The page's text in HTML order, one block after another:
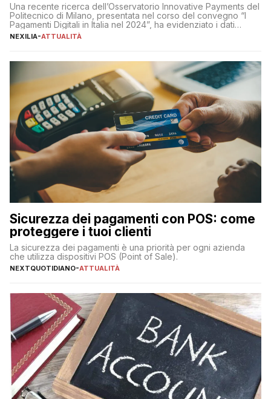
Una recente ricerca dell’Osservatorio Innovative Payments del
Politecnico di Milano, presentata nel corso del convegno “I
Pagamenti Digitali in Italia nel 2024”, ha evidenziato i dati
definitivi del primo semestre 2024 relativamente alle
NEXILIA-ATTUALITÀ
Sicurezza dei pagamenti con POS: come
proteggere i tuoi clienti
La sicurezza dei pagamenti è una priorità per ogni azienda
che utilizza dispositivi POS (Point of Sale).
NEXTQUOTIDIANO-ATTUALITÀ